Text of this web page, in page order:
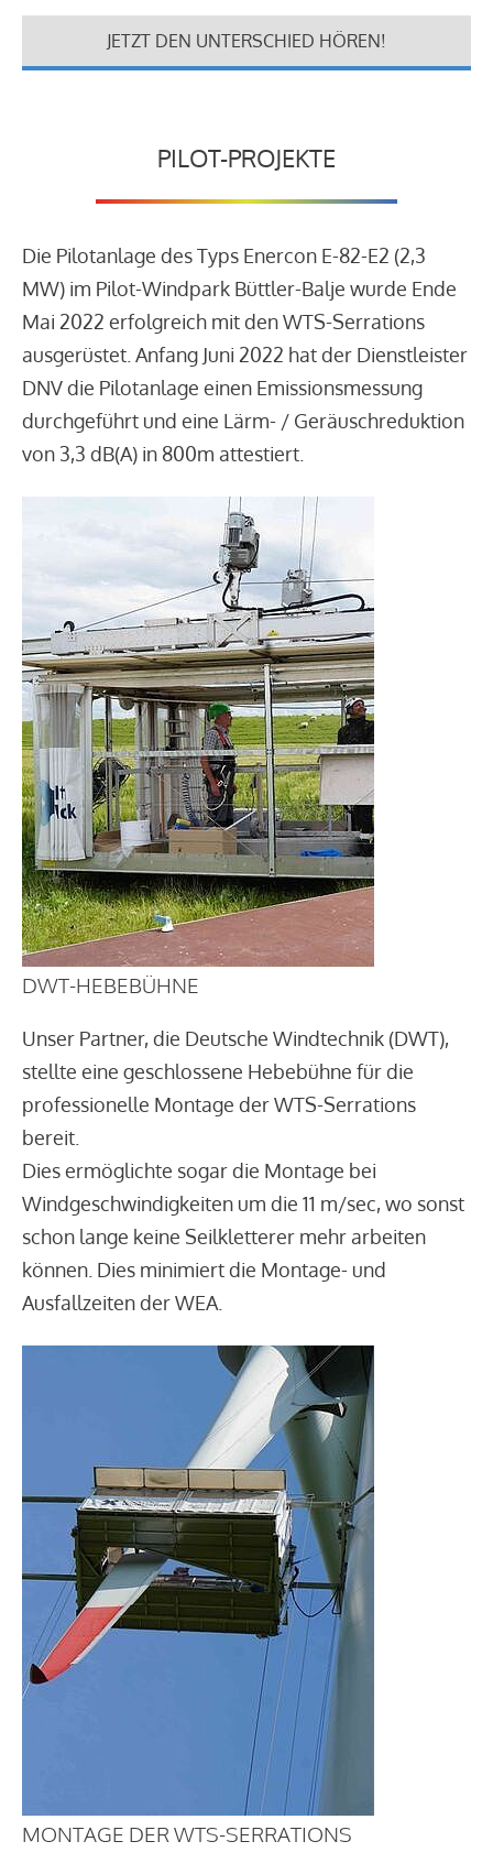
JETZT DEN UNTERSCHIED HÖREN!
PILOT-PROJEKTE
Die Pilotanlage des Typs Enercon E-82-E2 (2,3
MW) im Pilot-Windpark Büttler-Balje wurde Ende
Mai 2022 erfolgreich mit den WTS-Serrations
ausgerüstet. Anfang Juni 2022 hat der Dienstleister
DNV die Pilotanlage einen Emissionsmessung
durchgeführt und eine Lärm- / Geräuschreduktion
von 3,3 dB(A) in 800m attestiert.
DWT-HEBEBÜHNE
Unser Partner, die Deutsche Windtechnik (DWT),
stellte eine geschlossene Hebebühne für die
professionelle Montage der WTS-Serrations
bereit.
Dies ermöglichte sogar die Montage bei
Windgeschwindigkeiten um die 11 m/sec, wo sonst
schon lange keine Seilkletterer mehr arbeiten
können. Dies minimiert die Montage- und
Ausfallzeiten der WEA.
MONTAGE DER WTS-SERRATIONS